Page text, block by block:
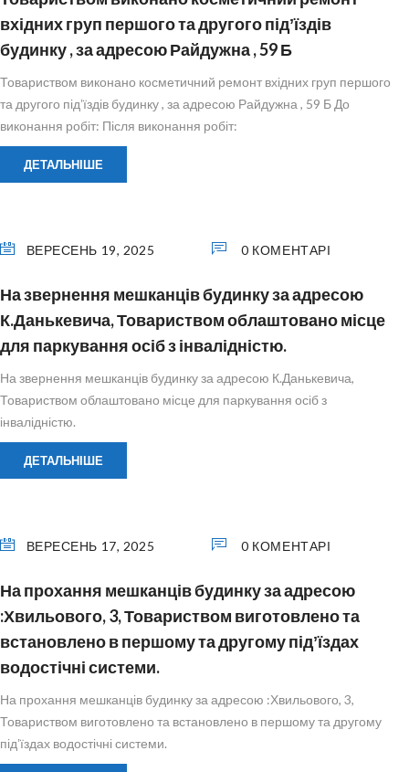
вхідних груп першого та другого підʼїздів
будинку , за адресою Райдужна , 59 Б
Товариством виконано косметичний ремонт вхідних груп першого
та другого підʼїздів будинку , за адресою Райдужна , 59 Б До
виконання робіт: Після виконання робіт:
ДЕТАЛЬНІШЕ
ВЕРЕСЕНЬ 19, 2025 0 КОМЕНТАРІ
На звернення мешканців будинку за адресою
К.Данькевича, Товариством облаштовано місце
для паркування осіб з інвалідністю.
На звернення мешканців будинку за адресою К.Данькевича,
Товариством облаштовано місце для паркування осіб з
інвалідністю.
ДЕТАЛЬНІШЕ
ВЕРЕСЕНЬ 17, 2025 0 КОМЕНТАРІ
На прохання мешканців будинку за адресою
:Хвильового, 3, Товариством виготовлено та
встановлено в першому та другому підʼїздах
водостічні системи.
На прохання мешканців будинку за адресою :Хвильового, 3,
Товариством виготовлено та встановлено в першому та другому
підʼїздах водостічні системи.